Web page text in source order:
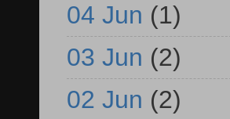
04 Jun (1)
03 Jun (2)
02 Jun (2)